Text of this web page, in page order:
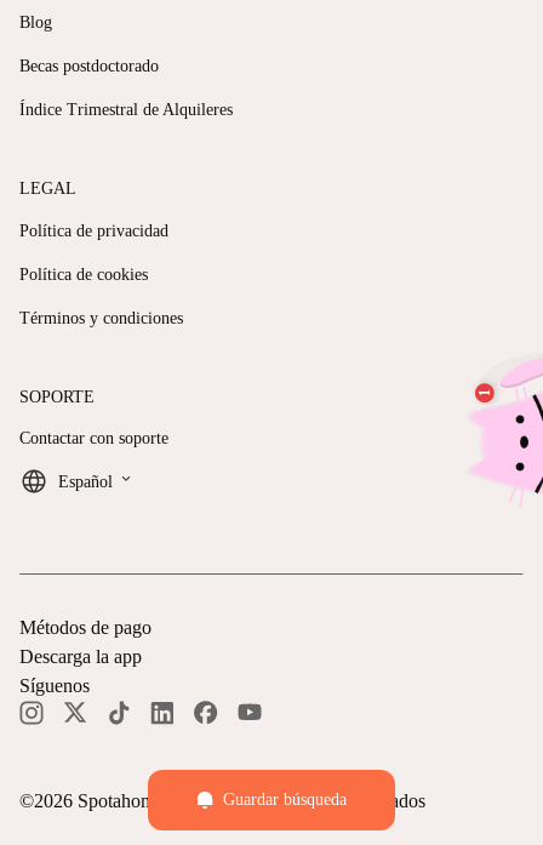
Guardar búsqueda
Blog
Becas postdoctorado
Índice Trimestral de Alquileres
LEGAL
Política de privacidad
Política de cookies
Términos y condiciones
SOPORTE
Contactar con soporte
Español keyboard_arrow_down
©2026 Spotahome — Todos los derechos reservados
Métodos de pago
Descarga la app
Síguenos